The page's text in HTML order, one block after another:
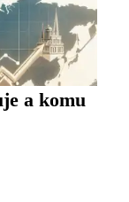
a komu